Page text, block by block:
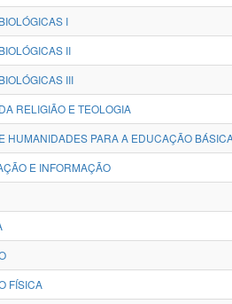
I
II
III
RELIGIÃO E TEOLOGIA
HUMANIDADES PARA A EDUCAÇÃO
E INFORMAÇÃO
FÍSICA